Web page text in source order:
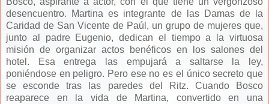
desencuentro. Martina es integrante de las Damas de la
Caridad de San Vicente de Paúl, un grupo de mujeres que,
junto al padre Eugenio, dedican el tiempo a la virtuosa
misión de organizar actos benéficos en los salones del
hotel. Esa entrega las empujará a saltarse la ley,
poniéndose en peligro. Pero ese no es el único secreto que
se esconde tras las paredes del Ritz. Cuando Bosco
reaparece en la vida de Martina, convertido en una